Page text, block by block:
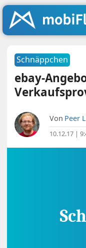
Schnäppchen
ebay-
Von Peer
10.12.17 |